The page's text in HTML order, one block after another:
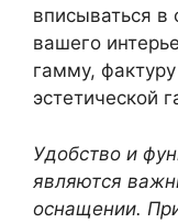
вписываться
вашего
гамму,
эстетической
Удобство и
являются
оснащении.